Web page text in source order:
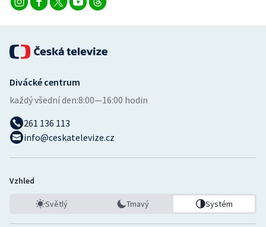
Ostatní
Divácké centrum
každý všední den:8:00—16:00 hodin
261 136 113
info@ceskatelevize.cz
Vzhled
Světlý Tmavý Systém